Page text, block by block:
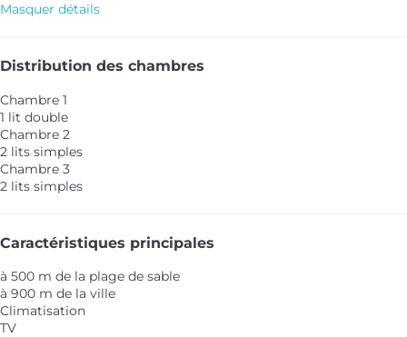
Masquer détails
Distribution des chambres
Chambre 1
1 lit double
Chambre 2
2 lits simples
Chambre 3
2 lits simples
Caractéristiques principales
à 500 m de la plage de sable
à 900 m de la ville
Climatisation
TV